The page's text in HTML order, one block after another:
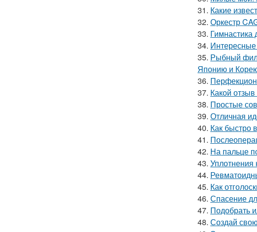
31. Какие
32. Оркестр
33. Гимнастика
34.
35. Рыбный
Японию и
36.
37. Какой
38. Простые
39. Отличная
40. Как быстро
41.
42. На пальце
43. Уплотнения
44.
45. Как
46. Спасение
47. Подобрать
48. Создай